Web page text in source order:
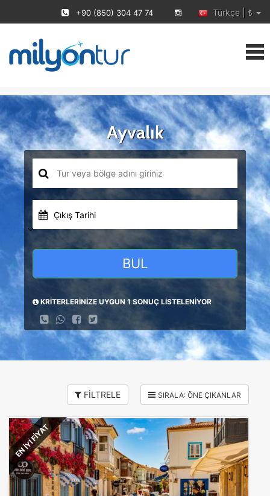
+90 (850) 304 47 74 Türkçe | ₺
Ayvalık
Çıkış Tarihi
BUL
KRİTERLERİNİZE UYGUN 1 SONUÇ LİSTELENİYOR
FİLTRELE
EN İYİ FİYAT